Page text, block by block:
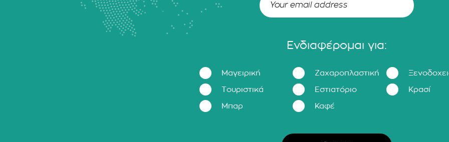
Ενδιαφέρομαι για:
Μαγειρική Ζαχαροπλαστική
Τουριστικά Εστιατόριο Κρασί
Μπαρ Καφέ